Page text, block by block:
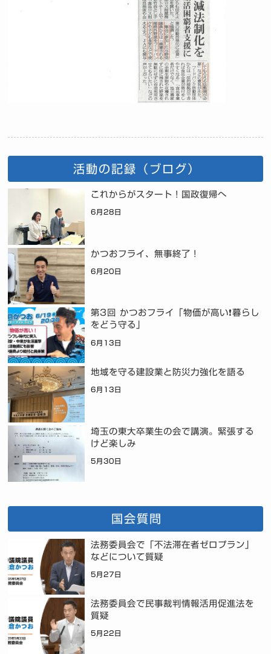
活動の記録（ブログ）
これからがスタート！国政復帰へ
6月28日
かつおフライ、無事終了！
6月20日
第3回 かつおフライ「物価が高い❗暮らし
をどう守る」
6月13日
地域を守る建設業と防災力強化を語る
6月13日
埼玉の東大卒業生の会で講演。緊張する
けど楽しみ
5月30日
国会質問
法務委員会で「不法滞在者ゼロプラン」
などについて質疑
5月27日
法務委員会で民事裁判情報活用促進法を
質疑
5月22日